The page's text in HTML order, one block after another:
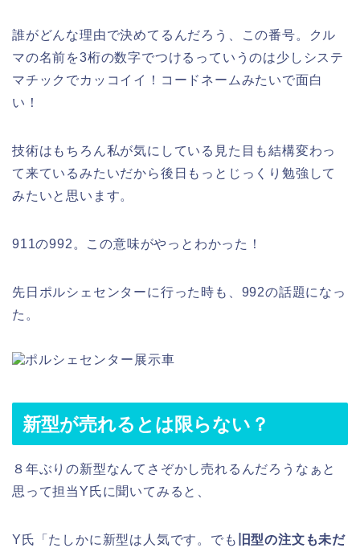
誰がどんな理由で決めてるんだろう、この番号。クル
マの名前を3桁の数字でつけるっていうのは少しシステ
マチックでカッコイイ！コードネームみたいで面白
い！
技術はもちろん私が気にしている見た目も結構変わっ
て来ているみたいだから後日もっとじっくり勉強して
みたいと思います。
911の992。この意味がやっとわかった！
先日ポルシェセンターに行った時も、992の話題になっ
た。
新型が売れるとは限らない？
８年ぶりの新型なんてさぞかし売れるんだろうなぁと
思って担当Y氏に聞いてみると、
Y氏「たしかに新型は人気です。でも 旧型の注文も未だ